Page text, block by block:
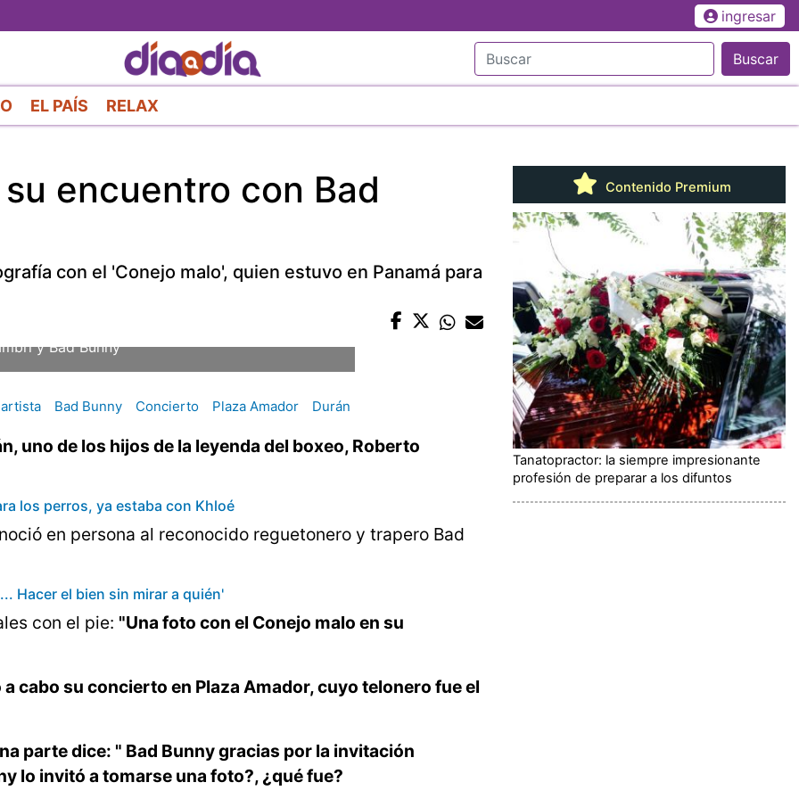
al
contenido
principal
ingresar
Buscar
EL PAÍS RELAX
encuentro con Bad
con el 'Conejo malo', quien estuvo en Panamá para
y Bad Bunny
artista Bad Bunny Concierto Plaza Amador Durán
uno de los hijos de la leyenda del boxeo, Roberto
los perros, ya estaba con Khloé
en persona al reconocido reguetonero y trapero Bad
Hacer el bien sin mirar a quién'
con el pie: "Una foto con el Conejo malo en su
cabo su concierto en Plaza Amador, cuyo telonero fue el
parte dice: " Bad Bunny gracias por la invitación
lo invitó a tomarse una foto?, ¿qué fue?
Contenido Premium
Tanatopractor: la siempre impresionante
profesión de preparar a los difuntos